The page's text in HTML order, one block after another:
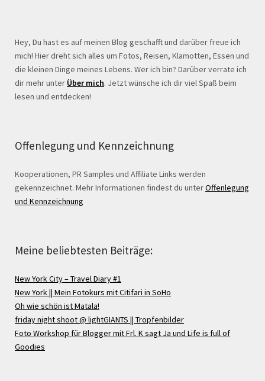
Hey, Du hast es auf meinen Blog geschafft und darüber freue ich
mich! Hier dreht sich alles um Fotos, Reisen, Klamotten, Essen und
die kleinen Dinge meines Lebens. Wer ich bin? Darüber verrate ich
dir mehr unter Über mich. Jetzt wünsche ich dir viel Spaß beim
lesen und entdecken!
Offenlegung und Kennzeichnung
Kooperationen, PR Samples und Affiliate Links werden
gekennzeichnet. Mehr Informationen findest du unterOffenlegung
und Kennzeichnung
Meine beliebtesten Beiträge:
New York City – Travel Diary #1
New York || Mein Fotokurs mit Citifari in SoHo
Oh wie schön ist Matala!
friday night shoot @ lightGIANTS || Tropfenbilder
Foto Workshop für Blogger mit Frl. K sagt Ja und Life is full of
Goodies